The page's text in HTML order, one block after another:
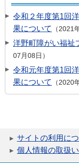
令和２年度第1回
果について
2021
洋野町障がい福祉
07月08日
令和元年度第1回
果について
2020
サイトの利用に
個人情報の取扱い